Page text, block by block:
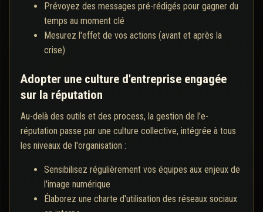
Prévoyez des messages pré-rédigés pour gagner du
temps au moment clé
Mesurez l'effet de vos actions (avant et après la
crise)
Adopter une culture d'entreprise engagée
sur la réputation
Au-delà des outils et des process, la gestion de l'e-
réputation passe par une culture collective, intégrée à tous
les niveaux de l'organisation :
Sensibilisez régulièrement vos équipes aux enjeux de
l'image numérique
Élaborez une charte d'utilisation des réseaux sociaux